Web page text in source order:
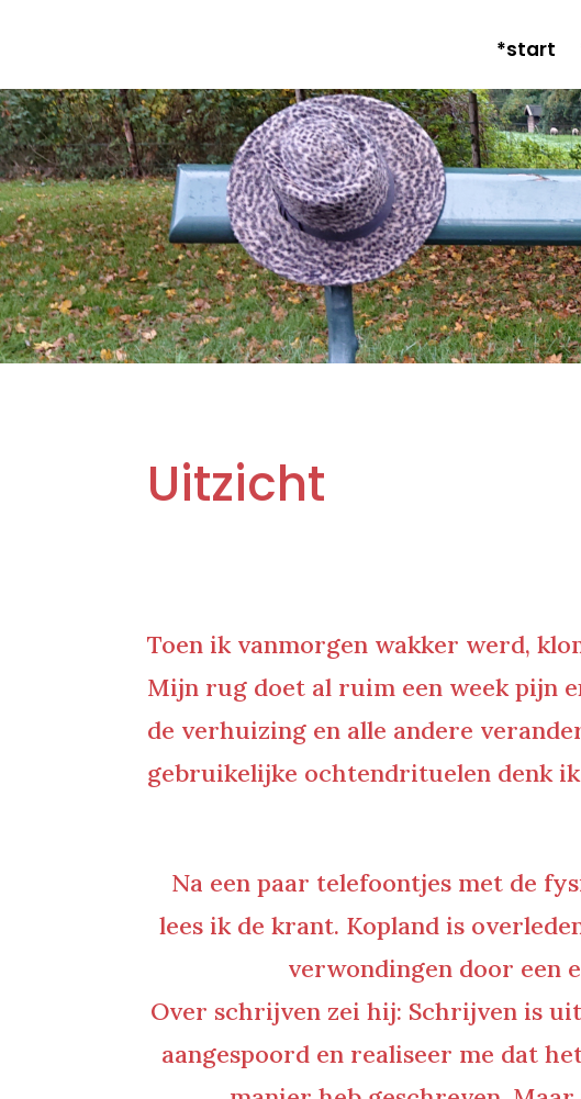
*start
Uitzicht
Toen ik vanmorgen wakker werd,
Mijn rug doet al ruim een week pijn
de verhuizing en alle andere
gebruikelijke ochtendrituelen denk
Na een paar telefoontjes met de
lees ik de krant. Kopland is
verwondingen door een
Over schrijven zei hij: Schrijven is
aangespoord en realiseer me dat